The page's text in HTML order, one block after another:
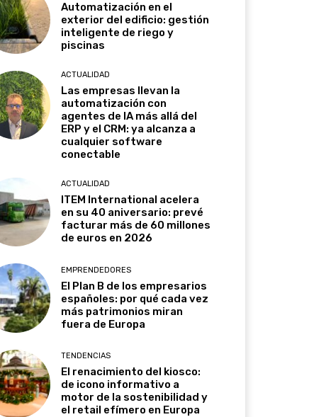
Automatización en el
exterior del edificio: gestión
inteligente de riego y
piscinas
ACTUALIDAD
Las empresas llevan la
automatización con
agentes de IA más allá del
ERP y el CRM: ya alcanza a
cualquier software
conectable
ACTUALIDAD
ITEM International acelera
en su 40 aniversario: prevé
facturar más de 60 millones
de euros en 2026
EMPRENDEDORES
El Plan B de los empresarios
españoles: por qué cada vez
más patrimonios miran
fuera de Europa
TENDENCIAS
El renacimiento del kiosco:
de icono informativo a
motor de la sostenibilidad y
el retail efímero en Europa